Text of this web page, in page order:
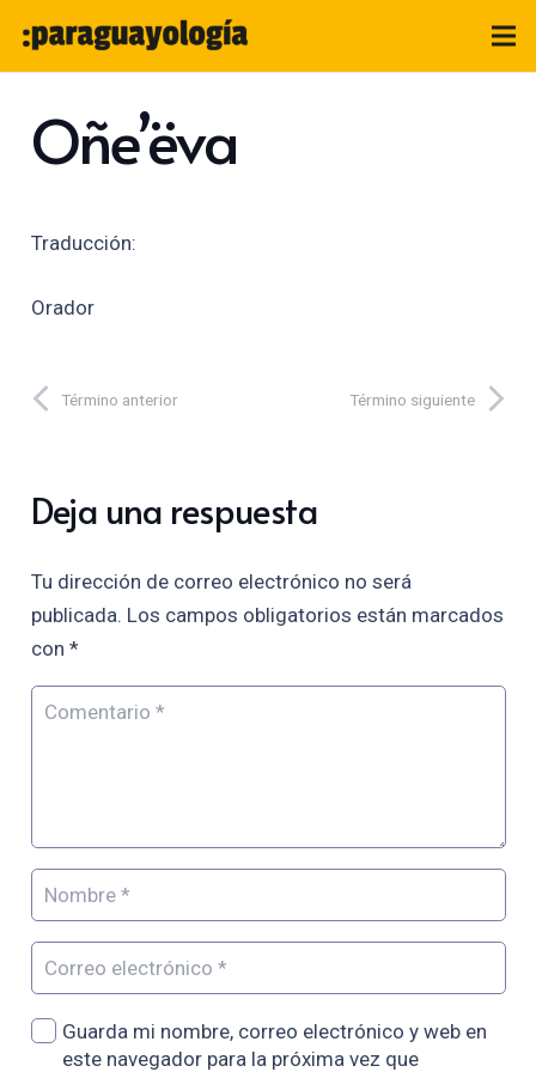
Oñe’ëva
Traducción:
Orador
Término anterior Término siguiente
Deja una respuesta
Tu dirección de correo electrónico no será
publicada. Los campos obligatorios están marcados
con *
Guarda mi nombre, correo electrónico y web en
este navegador para la próxima vez que